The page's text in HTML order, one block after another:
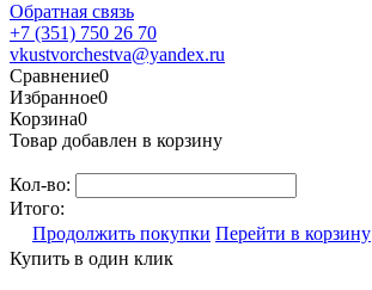
Обратная связь
+7 (351) 750 26 70
vkustvorchestva@yandex.ru
Сравнение0
Избранное0
Корзина0
Товар добавлен в корзину
Кол-во:
Итого:
Продолжить покупки Перейти в корзину
Купить в один клик